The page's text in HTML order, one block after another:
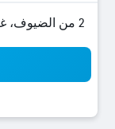
2 من الضيوف، غرفة واحدة